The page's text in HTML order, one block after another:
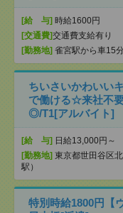
[給 与] 時給1600円
[交通費]交通費支給有り
[勤務地] 雀宮駅から車15
ちいさいかわいい
で働ける☆来社不
◎/T1[アルバイト]
[給 与] 日給13,000円～
[勤務地] 東京都世田谷区
駅）
特別時給1800円【